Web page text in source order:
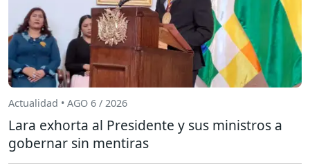
Actualidad • AGO 6 / 2026
Lara exhorta al Presidente y sus ministros a
gobernar sin mentiras